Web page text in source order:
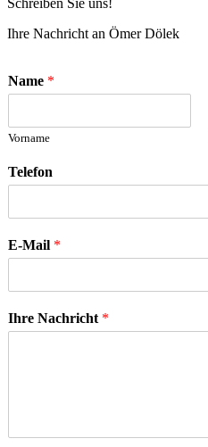
Schreiben Sie uns!
Ihre Nachricht an Ömer Dölek
Name *
Vorname
Telefon
E-Mail *
Ihre Nachricht *